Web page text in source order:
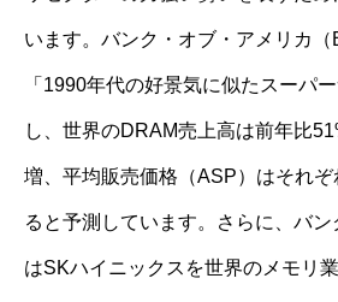
います。バンク・オブ・アメリカ
「1990年代の好景気に似たスーパ
し、世界のDRAM売上高は前年比
増、平均販売価格（ASP）はそれ
ると予測しています。さらに、バ
はSKハイニックスを世界のメモリ